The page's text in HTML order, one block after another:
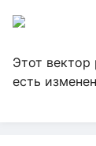
Этот вектор
есть